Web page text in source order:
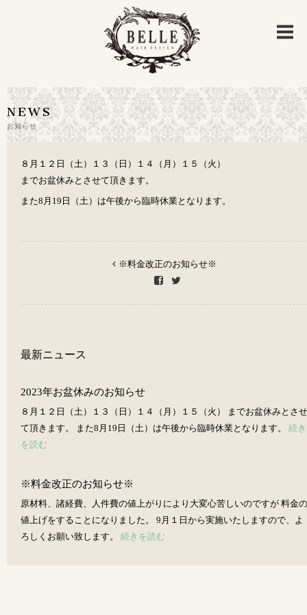
NEWS
お知らせ
８月１２日（土）１３（日）１４（月）１５（火）
までお盆休みとさせて頂きます。
また8月19日（土）は午後から臨時休業となります。
※料金改正のお知らせ※
最新ニュース
2023年お盆休みのお知らせ
８月１２日（土）１３（日）１４（月）１５（火） までお盆休みとさせ
て頂きます。 また8月19日（土）は午後から臨時休業となります。 続き
を読む
※料金改正のお知らせ※
原材料、諸経費、人件費の値上がりにより大変心苦しいのですが 料金の
値上げをすることになりました。 9月１日から実施いたしますので、よ
ろしくお願い致します。 続きを読む